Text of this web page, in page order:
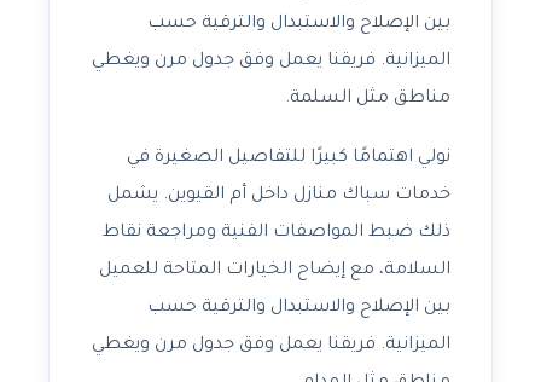
بين الإصلاح والاستبدال والترقية حسب
الميزانية. فريقنا يعمل وفق جدول مرن ويغطي
مناطق مثل السلمة.
نولي اهتمامًا كبيرًا للتفاصيل الصغيرة في
خدمات سباك منازل داخل أم القيوين. يشمل
ذلك ضبط المواصفات الفنية ومراجعة نقاط
السلامة، مع إيضاح الخيارات المتاحة للعميل
بين الإصلاح والاستبدال والترقية حسب
الميزانية. فريقنا يعمل وفق جدول مرن ويغطي